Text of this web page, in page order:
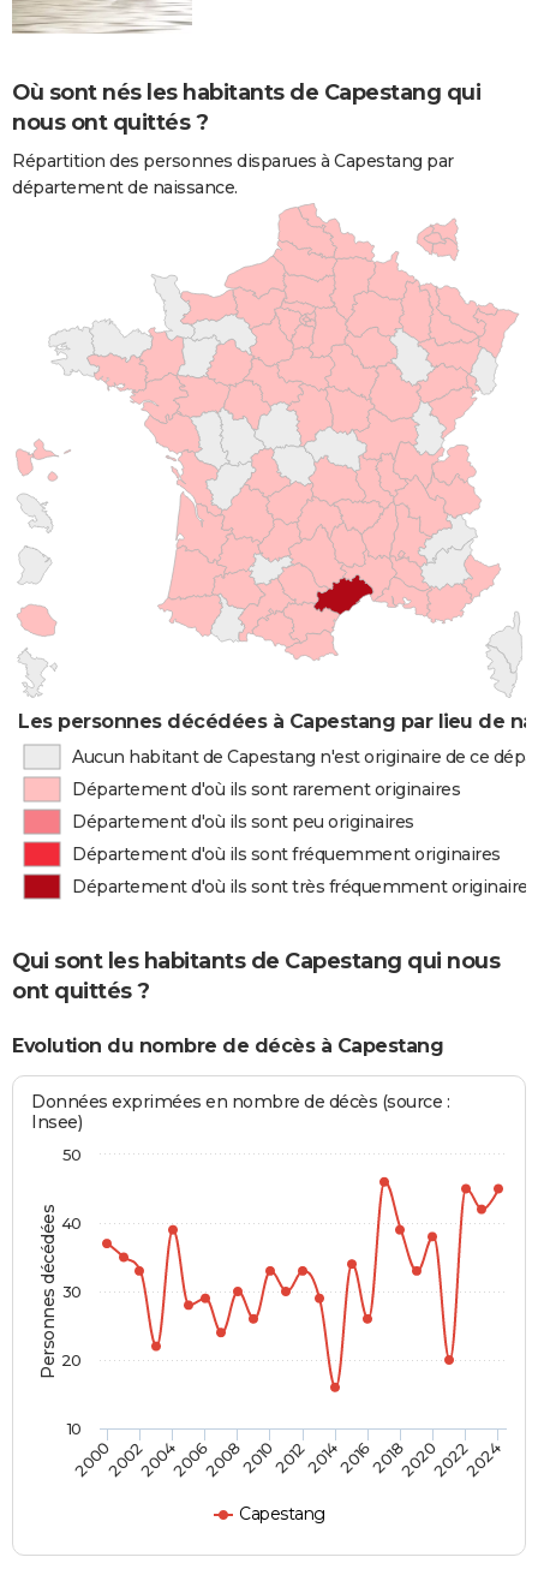
Où sont nés les habitants de Capestang qui
nous ont quittés ?
Répartition des personnes disparues à Capestang par
département de naissance.
Les personnes décédées à Capestang par lieu de
Aucun habitant de Capestang n'est originaire de ce
Département d'où ils sont rarement originaires
Département d'où ils sont peu originaires
Département d'où ils sont fréquemment originaires
Département d'où ils sont très fréquemment originaires
Qui sont les habitants de Capestang qui nous
ont quittés ?
Evolution du nombre de décès à Capestang
Personnes décédées
Données exprimées en nombre de décès (source :
Insee)
Capestang
2000200220042006200820102012201420162018202020222024
10
20
30
40
50